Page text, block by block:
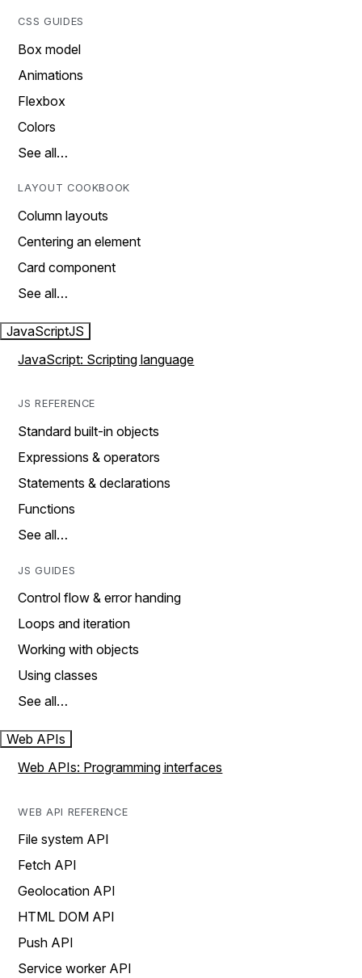
CSS GUIDES
Box model
Animations
Flexbox
Colors
See all…
LAYOUT COOKBOOK
Column layouts
Centering an element
Card component
See all…
JavaScriptJS
JavaScript: Scripting language
JS REFERENCE
Standard built-in objects
Expressions & operators
Statements & declarations
Functions
See all…
JS GUIDES
Control flow & error handing
Loops and iteration
Working with objects
Using classes
See all…
Web APIs
Web APIs: Programming interfaces
WEB API REFERENCE
File system API
Fetch API
Geolocation API
HTML DOM API
Push API
Service worker API